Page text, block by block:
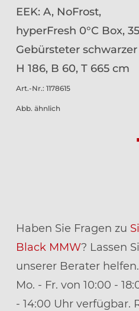
EEK: A, NoFrost,
hyperFresh 0°C Box,
Gebürsteter
H 186, B 60, T 665 cm
Art.-Nr.: 1178615
Abb. ähnlich
Haben Sie Fragen zu
Black MMW? Lassen
unserer Berater
Mo. - Fr. von 10:00 -
- 14:00 Uhr verfügbar.